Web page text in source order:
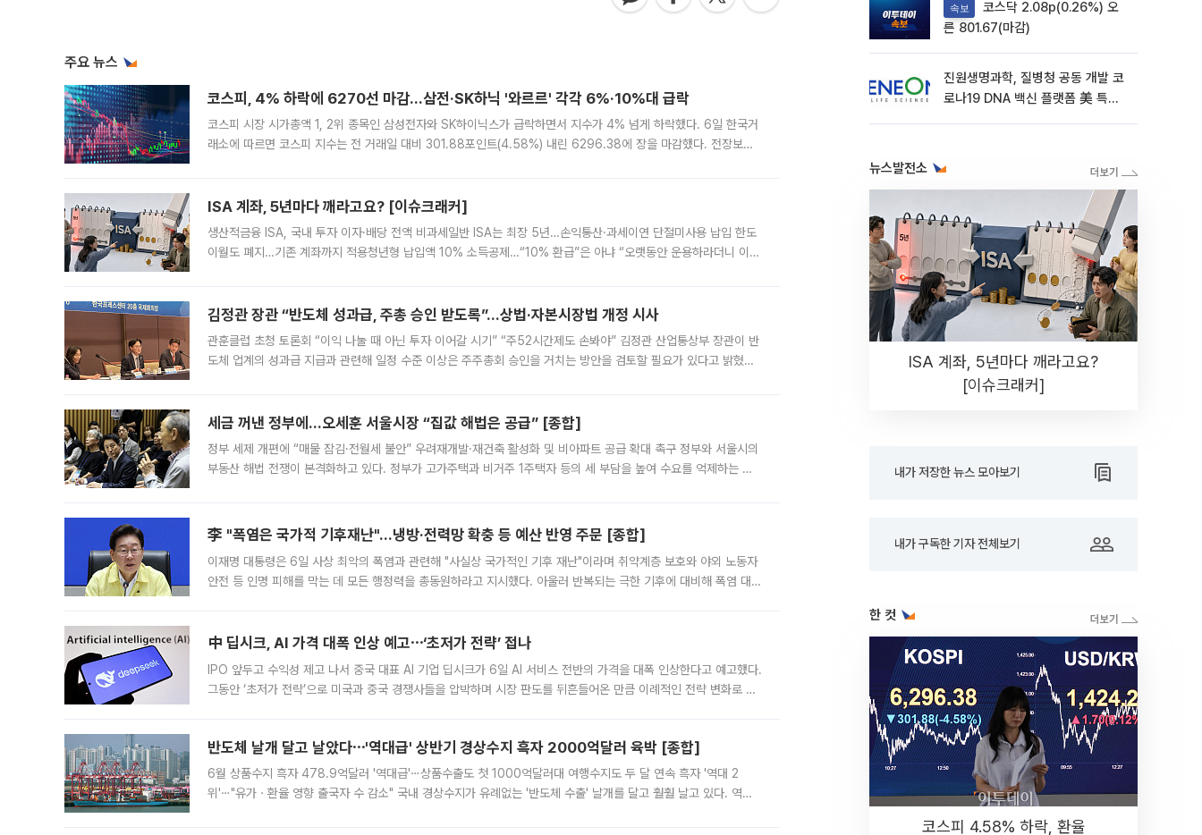
주요 뉴스
코스피, 4% 하락에 6270선 마감…삼전·SK하닉 '와르르' 각각 6%·10%대 급락
코스피 시장 시가총액 1, 2위 종목인 삼성전자와 SK하이닉스가 급락하면서 지수가 4% 넘게 하락했다. 6일 한국거
래소에 따르면 코스피 지수는 전 거래일 대비 301.88포인트(4.58%) 내린 6296.38에 장을 마감했다. 전장보다
ISA 계좌, 5년마다 깨라고요? [이슈크래커]
생산적금융 ISA, 국내 투자 이자·배당 전액 비과세일반 ISA는 최장 5년…손익통산·과세이연 단절미사용 납입 한도
이월도 폐지…기존 계좌까지 적용청년형 납입액 10% 소득공제…“10% 환급”은 아냐 “오랫동안 운용하라더니 이제
김정관 장관 “반도체 성과급, 주총 승인 받도록”…상법·자본시장법 개정 시사
관훈클럽 초청 토론회 “이익 나눌 때 아닌 투자 이어갈 시기” “주52시간제도 손봐야” 김정관 산업통상부 장관이 반
도체 업계의 성과급 지급과 관련해 일정 수준 이상은 주주총회 승인을 거치는 방안을 검토할 필요가 있다고 밝혔다.
세금 꺼낸 정부에…오세훈 서울시장 “집값 해법은 공급” [종합]
정부 세제 개편에 “매물 잠김·전월세 불안” 우려재개발·재건축 활성화 및 비아파트 공급 확대 촉구 정부와 서울시의
부동산 해법 전쟁이 본격화하고 있다. 정부가 고가주택과 비거주 1주택자 등의 세 부담을 높여 수요를 억제하는 카
李 "폭염은 국가적 기후재난"…냉방·전력망 확충 등 예산 반영 주문 [종합]
이재명 대통령은 6일 사상 최악의 폭염과 관련해 "사실상 국가적인 기후 재난"이라며 취약계층 보호와 야외 노동자
안전 등 인명 피해를 막는 데 모든 행정력을 총동원하라고 지시했다. 아울러 반복되는 극한 기후에 대비해 폭염 대응
中 딥시크, AI 가격 대폭 인상 예고⋯‘초저가 전략’ 접나
IPO 앞두고 수익성 제고 나서 중국 대표 AI 기업 딥시크가 6일 AI 서비스 전반의 가격을 대폭 인상한다고 예고했다.
그동안 ‘초저가 전략’으로 미국과 중국 경쟁사들을 압박하며 시장 판도를 뒤흔들어온 만큼 이례적인 전략 변화로 평
반도체 날개 달고 날았다⋯'역대급' 상반기 경상수지 흑자 2000억달러 육박 [종합]
6월 상품수지 흑자 478.9억달러 '역대급'⋯상품수출도 첫 1000억달러대 여행수지도 두 달 연속 흑자 '역대 2
위'⋯"유가ㆍ환율 영향 출국자 수 감소" 국내 경상수지가 유례없는 '반도체 수출' 날개를 달고 훨훨 날고 있다. 역대
속보
른 801.67(마감)
진원생명과학, 질병청 공동 개발 코
로나19 DNA 백신 플랫폼 美 특허
뉴스발전소
ISA 계좌, 5년마다 깨라고요?
[이슈크래커]
내가 저장한 뉴스 모아보기
내가 구독한 기자 전체보기
한 컷
코스피 4.58% 하락, 환율